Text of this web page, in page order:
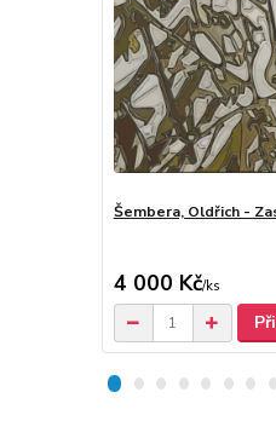
Šembera, Oldřich -
4 000 Kč/ks